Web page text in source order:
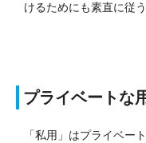
けるためにも素直に従
プライベートな
「私用」はプライベー